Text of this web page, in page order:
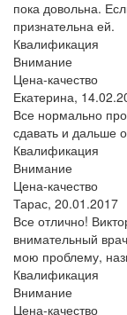
пока довольна.
признательна ей.
Квалификация
Внимание
Цена-качество
Екатерина,
Все нормально
сдавать и дальше
Квалификация
Внимание
Цена-качество
Тарас, 20.01.2017
Все отлично!
внимательный
мою проблему,
Квалификация
Внимание
Цена-качество